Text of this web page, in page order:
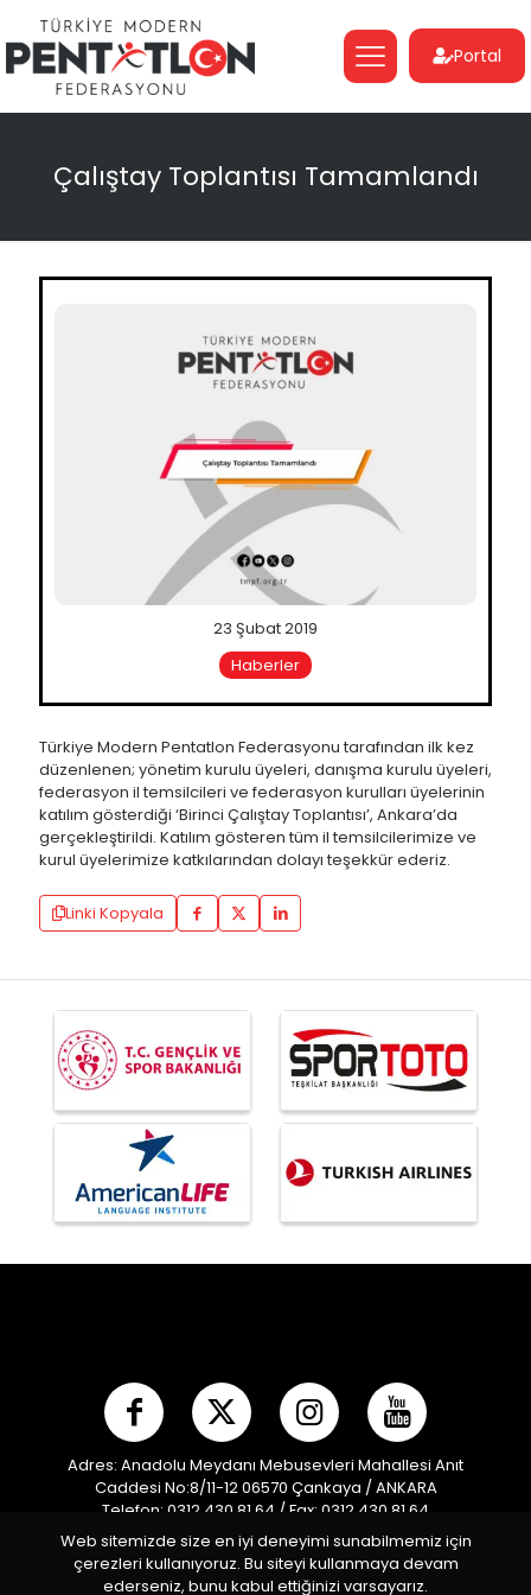
Portal
Çalıştay Toplantısı Tamamlandı
23 Şubat 2019
Haberler
Türkiye Modern Pentatlon Federasyonu tarafından ilk kez
düzenlenen; yönetim kurulu üyeleri, danışma kurulu üyeleri,
federasyon il temsilcileri ve federasyon kurulları üyelerinin
katılım gösterdiği ‘Birinci Çalıştay Toplantısı’, Ankara’da
gerçekleştirildi. Katılım gösteren tüm il temsilcilerimize ve
kurul üyelerimize katkılarından dolayı teşekkür ederiz.
Linki Kopyala
Adres: Anadolu Meydanı Mebusevleri Mahallesi Anıt
Caddesi No:8/11-12 06570 Çankaya / ANKARA
Telefon: 0312 430 81 64 / Fax: 0312 430 81 64
E-posta:info@mpf.org.tr/ Kep Adresi:
modernpentatlonfederasyonu@hs01.kep.tr
Türkiye Modern Pentatlon Federasyonu © 2026 Tüm
Web sitemizde size en iyi deneyimi sunabilmemiz için
çerezleri kullanıyoruz. Bu siteyi kullanmaya devam
ederseniz, bunu kabul ettiğinizi varsayarız.